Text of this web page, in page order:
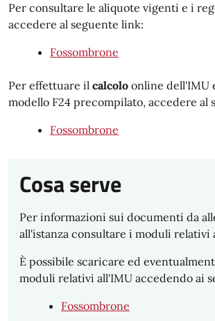
Per consultare le aliquote vigenti e i
accedere al seguente link:
Fossombrone
Per effettuare il calcolo online dell'IMU
modello F24 precompilato, accedere al
Fossombrone
Cosa serve
Per informazioni sui documenti da
all'istanza consultare i moduli relativi
È possibile scaricare ed
moduli relativi all'IMU accedendo ai
Fossombrone